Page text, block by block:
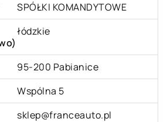
SPÓŁKI KOMANDYTOWE
łódzkie
95-200 Pabianice
Wspólna 5
sklep@franceauto.pl